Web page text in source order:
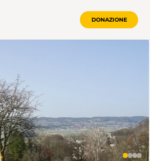
DONAZIONE